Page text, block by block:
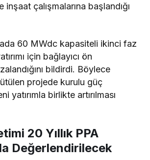
inşaat çalışmalarına başlandığı
60 MWdc kapasiteli ikinci faz
için bağlayıcı ön
bildirdi. Böylece
projede kurulu güç
yatırımla birlikte artırılması
20 Yıllık PPA
Değerlendirilecek